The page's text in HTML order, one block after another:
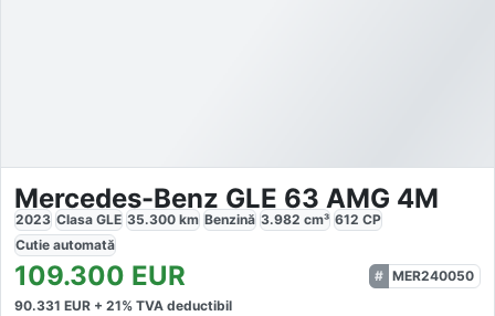
Mercedes-Benz GLE 63 AMG 4M
2023 Clasa GLE 35.300 km Benzină 3.982 cm³ 612 CP
Cutie automată
109.300 EUR
MER240050
90.331 EUR + 21% TVA deductibil